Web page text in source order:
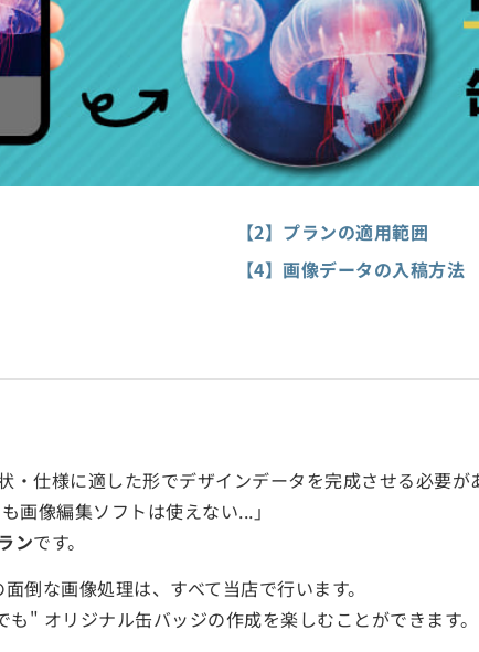
【2】プランの適用範囲
【4】画像データの入稿方法
仕様に適した形でデザインデータを完成させる必要が
画像編集ソフトは使えない...」
ンです。
倒な画像処理は、すべて当店で行います。
" オリジナル缶バッジの作成を楽しむことができます。